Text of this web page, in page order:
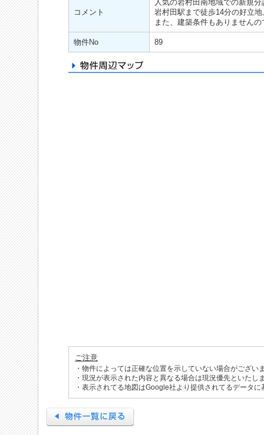
コメント
人気の岩村田南地域での新規分
岩村田駅まで徒歩14分の好立
また、建築条件もありません
物件No 89
ご注意
・物件によっては正確な位置を示していない場合がござい
・現況が表示された内容と異なる場合は現況優先といたし
・表示されてる地図はGoogle社より提供されてるデータ